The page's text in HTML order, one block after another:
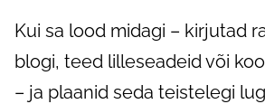
Kui sa lood midagi – kirjutad
blogi, teed lilleseadeid või
– ja plaanid seda teistelegi